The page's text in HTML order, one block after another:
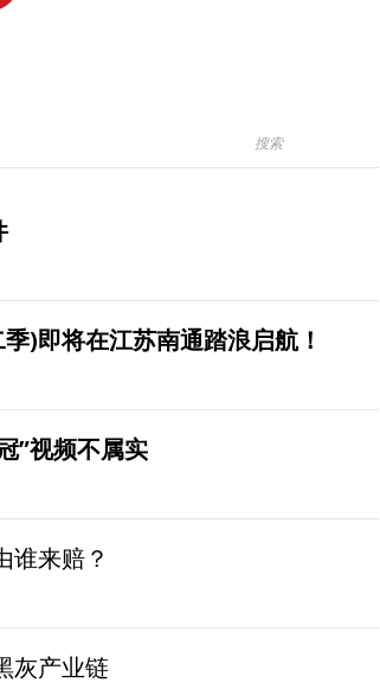
)即将在江苏南通踏浪启航！
”视频不属实
谁来赔？
灰产业链